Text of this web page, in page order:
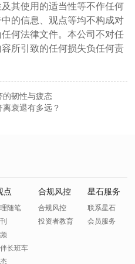
其使用的适当性等不作任何
的信息、观点等均不构成对
何法律文件。本公司不对任
所引致的任何损失负任何责
的韧性与疲态
衰退有多远？
点
随笔
长班车
合规风控
合规风控
投资者教育
星石服务
联系星石
会员服务